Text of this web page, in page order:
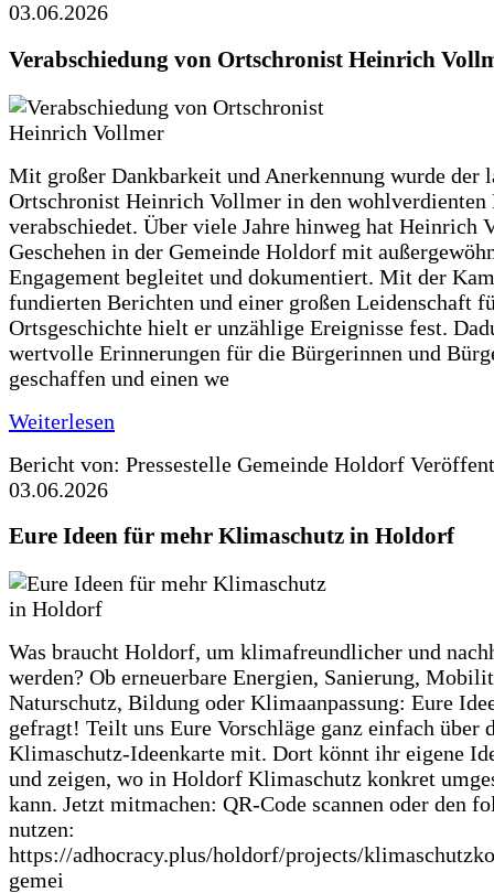
03.06.2026
Verabschiedung von Ortschronist Heinrich
Mit großer Dankbarkeit und Anerkennung wurde der
Ortschronist Heinrich Vollmer in den wohlverdienten
verabschiedet. Über viele Jahre hinweg hat Heinrich
Geschehen in der Gemeinde Holdorf mit
Engagement begleitet und dokumentiert. Mit der
fundierten Berichten und einer großen Leidenschaft
Ortsgeschichte hielt er unzählige Ereignisse fest.
wertvolle Erinnerungen für die Bürgerinnen und
geschaffen und einen we
Weiterlesen
Bericht von: Pressestelle Gemeinde Holdorf
03.06.2026
Eure Ideen für mehr Klimaschutz in Holdorf
Was braucht Holdorf, um klimafreundlicher und
werden? Ob erneuerbare Energien, Sanierung,
Naturschutz, Bildung oder Klimaanpassung: Eure
gefragt! Teilt uns Eure Vorschläge ganz einfach über
Klimaschutz-Ideenkarte mit. Dort könnt ihr eigene
und zeigen, wo in Holdorf Klimaschutz konkret
kann. Jetzt mitmachen: QR-Code scannen oder den
nutzen:
https://adhocracy.plus/holdorf/projects/
gemei